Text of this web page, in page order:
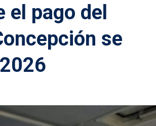
pago del
se